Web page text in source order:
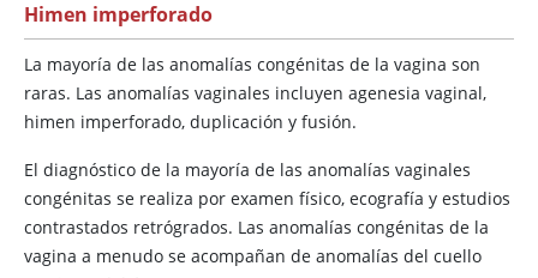
Himen imperforado
La mayoría de las anomalías congénitas de la vagina son
raras. Las anomalías vaginales incluyen agenesia vaginal,
himen imperforado, duplicación y fusión.
El diagnóstico de la mayoría de las anomalías vaginales
congénitas se realiza por examen físico, ecografía y estudios
contrastados retrógrados. Las anomalías congénitas de la
vagina a menudo se acompañan de anomalías del cuello